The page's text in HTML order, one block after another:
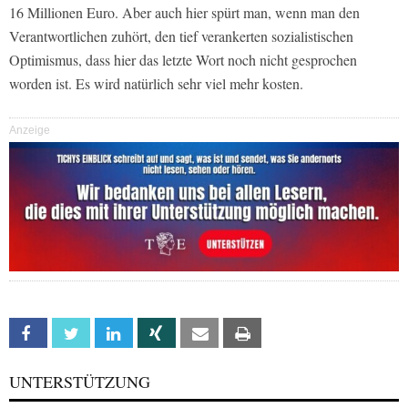
16 Millionen Euro. Aber auch hier spürt man, wenn man den
Verantwortlichen zuhört, den tief verankerten sozialistischen
Optimismus, dass hier das letzte Wort noch nicht gesprochen
worden ist. Es wird natürlich sehr viel mehr kosten.
Anzeige
Facebook Twitter Linkedin Xing Email
UNTERSTÜTZUNG